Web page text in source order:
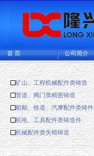
首 页 公司简介
矿山、工程机械配件类铸造
管道、阀门类精密铸造
船舶、铁道、汽摩配件类铸件
机电、工具配件类铸造件
机械配件类失蜡铸造